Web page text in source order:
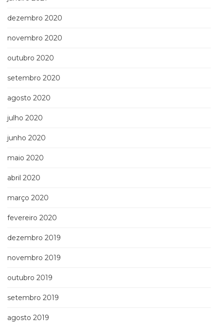
dezembro 2020
novembro 2020
outubro 2020
setembro 2020
agosto 2020
julho 2020
junho 2020
maio 2020
abril 2020
março 2020
fevereiro 2020
dezembro 2019
novembro 2019
outubro 2019
setembro 2019
agosto 2019